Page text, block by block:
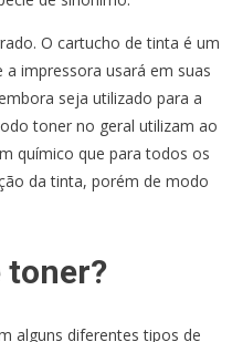
O cartucho de tinta é um
impressora usará em suas
seja utilizado para a
toner no geral utilizam ao
químico que para todos os
da tinta, porém de modo
toner?
alguns diferentes tipos de